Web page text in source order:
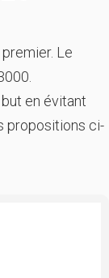
Le
en évitant
propositions ci-